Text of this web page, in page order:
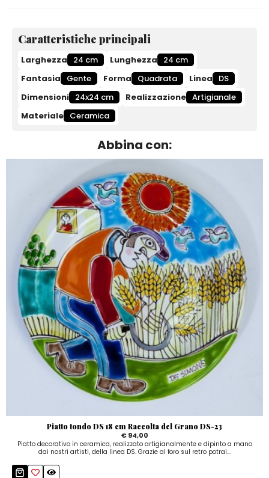
Caratteristiche principali
Larghezza 24 cm Lunghezza
24 cm
Fantasia
Gente Forma Quadrata Linea
DS
Dimensioni 24x24 cm Realizzazione Artigianale
Materiale Ceramica
Abbina con:
Piatto tondo DS 18 cm Raccolta del Grano DS-23
€ 94,00
Piatto decorativo in ceramica, realizzato artigianalmente e dipinto a mano
dai nostri artisti, della linea DS. Grazie al foro sul retro potrai...